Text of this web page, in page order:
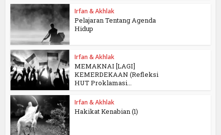
Irfan & Akhlak
Pelajaran Tentang Agenda
Hidup
Irfan & Akhlak
MEMAKNAI [LAGI]
KEMERDEKAAN (Refleksi
HUT Proklamasi...
Irfan & Akhlak
Hakikat Kenabian (1)